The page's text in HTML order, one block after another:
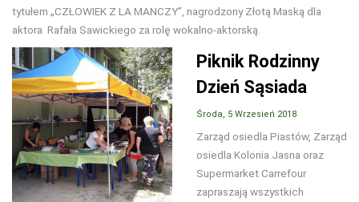
tytułem „CZŁOWIEK Z LA MANCZY”, nagrodzony Złotą Maską dla
aktora Rafała Sawickiego za rolę wokalno-aktorską.
Piknik Rodzinny
Dzień Sąsiada
Środa, 5 Wrzesień 2018
Zarząd osiedla Piastów, Zarząd
osiedla Kolonia Jasna oraz
Supermarket Carrefour
zapraszają wszystkich